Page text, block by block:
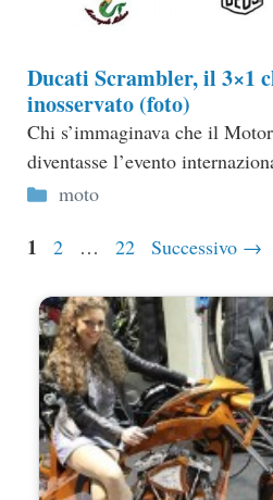
Ducati Scrambler, il 3×1
inosservato (foto)
Chi s’immaginava che il
diventasse l’evento
Categorie
moto
Pagina
1 Pagina
2 … Pagina
22 Successivo →